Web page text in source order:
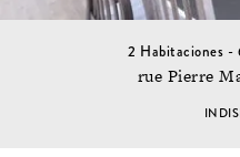
2 Habitaciones -
rue Pierre